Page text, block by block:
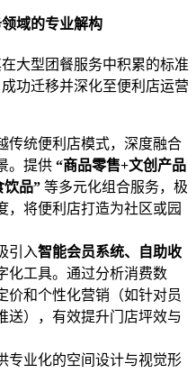
域的专业解构
大型团餐服务中积累的标准
功迁移并深化至便利店运营
传统便利店模式，深度融合
。提供 “商品零售+文创产品
饮品” 等多元化组合服务，极
，将便利店打造为社区或园
引入智能会员系统、自助收
化工具。通过分析消费数
价和个性化营销（如针对员
送），有效提升门店坪效与
专业化的空间设计与视觉形